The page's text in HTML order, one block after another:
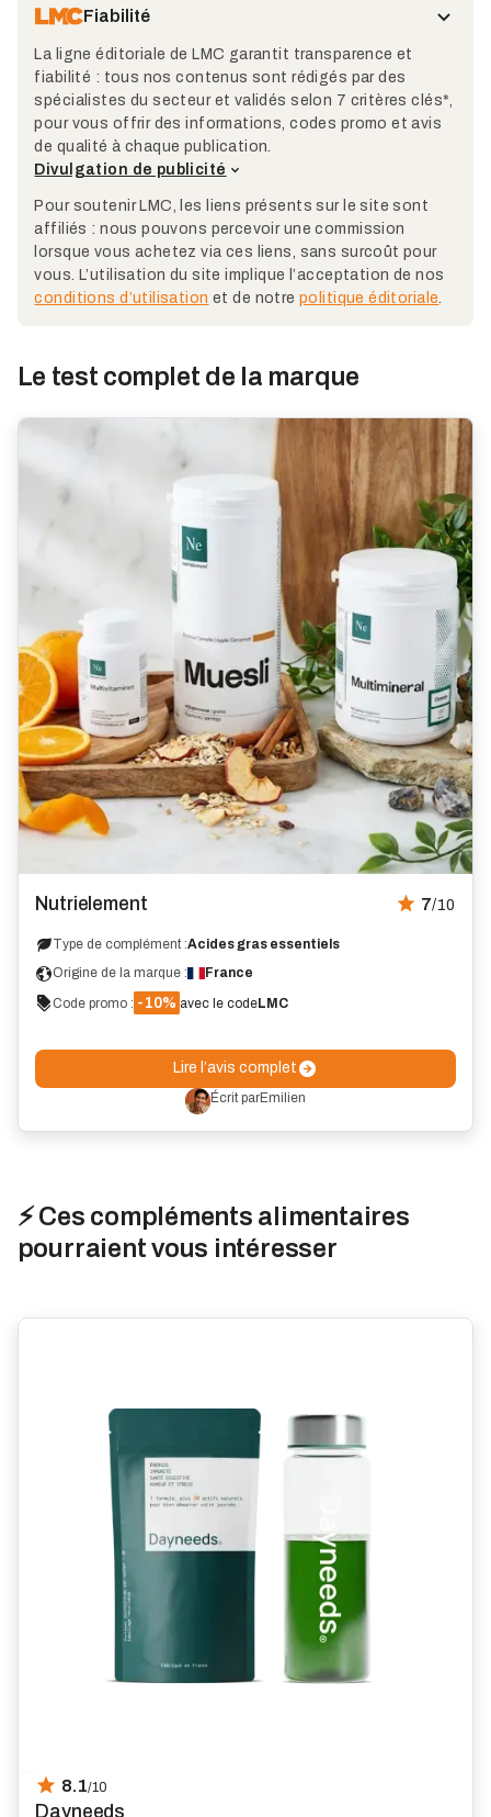
Fiabilité
La ligne éditoriale de LMC garantit transparence et
fiabilité : tous nos contenus sont rédigés par des
spécialistes du secteur et validés selon 7 critères clés*,
pour vous offrir des informations, codes promo et avis
de qualité à chaque publication.
Divulgation de publicité
Pour soutenir LMC, les liens présents sur le site sont
affiliés : nous pouvons percevoir une commission
lorsque vous achetez via ces liens, sans surcoût pour
vous. L’utilisation du site implique l’acceptation de nos
conditions d’utilisation et de notrepolitique éditoriale
Le test complet de la marque
Nutrielement 7/10
Type de complément :Acides gras essentiels
Origine de la marque :
France
Code promo : -10% avec le codeLMC
Lire l’avis complet
Écrit parEmilien
⚡ Ces compléments alimentaires
pourraient vous intéresser
8.1/10
Dayneeds